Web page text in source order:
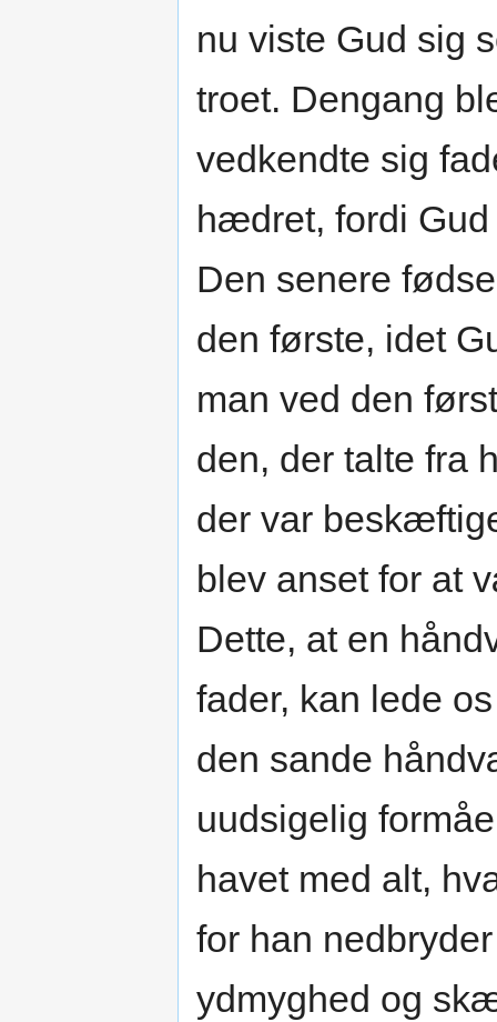
nu viste Gud sig
troet. Dengang
vedkendte sig
hædret, fordi
Den senere
den første, idet
man ved den
den, der talte fra
der var
blev anset for at
Dette, at en
fader, kan lede
den sande
uudsigelig
havet med alt,
for han
ydmyghed og